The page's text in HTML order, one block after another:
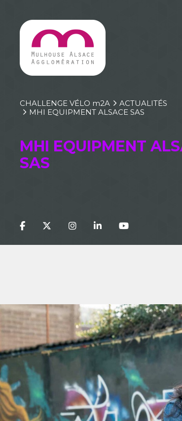
CHALLENGE VÉLO m2A
ACTUALITÉS
MHI EQUIPMENT ALSACE SAS
MHI EQUIPMENT
SAS